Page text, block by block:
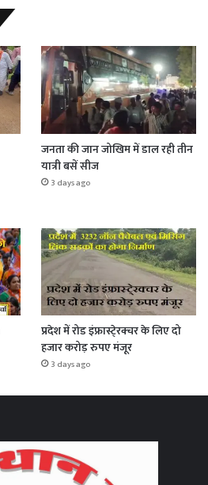
जनता की जान जोखिम में डाल रही तीन
यात्री बसें सीज
3 days ago
प्रदेश में रोड इंफ्रास्टे्रक्चर के लिए दो
हजार करोड़ रुपए मंजूर
3 days ago